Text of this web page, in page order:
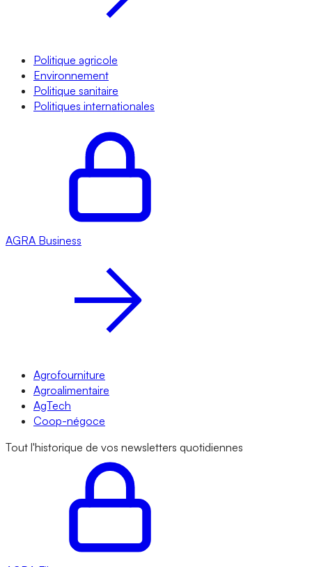
Politique agricole
Environnement
Politique sanitaire
Politiques internationales
AGRA Business
Agrofourniture
Agroalimentaire
AgTech
Coop-négoce
Tout l'historique de vos newsletters quotidiennes